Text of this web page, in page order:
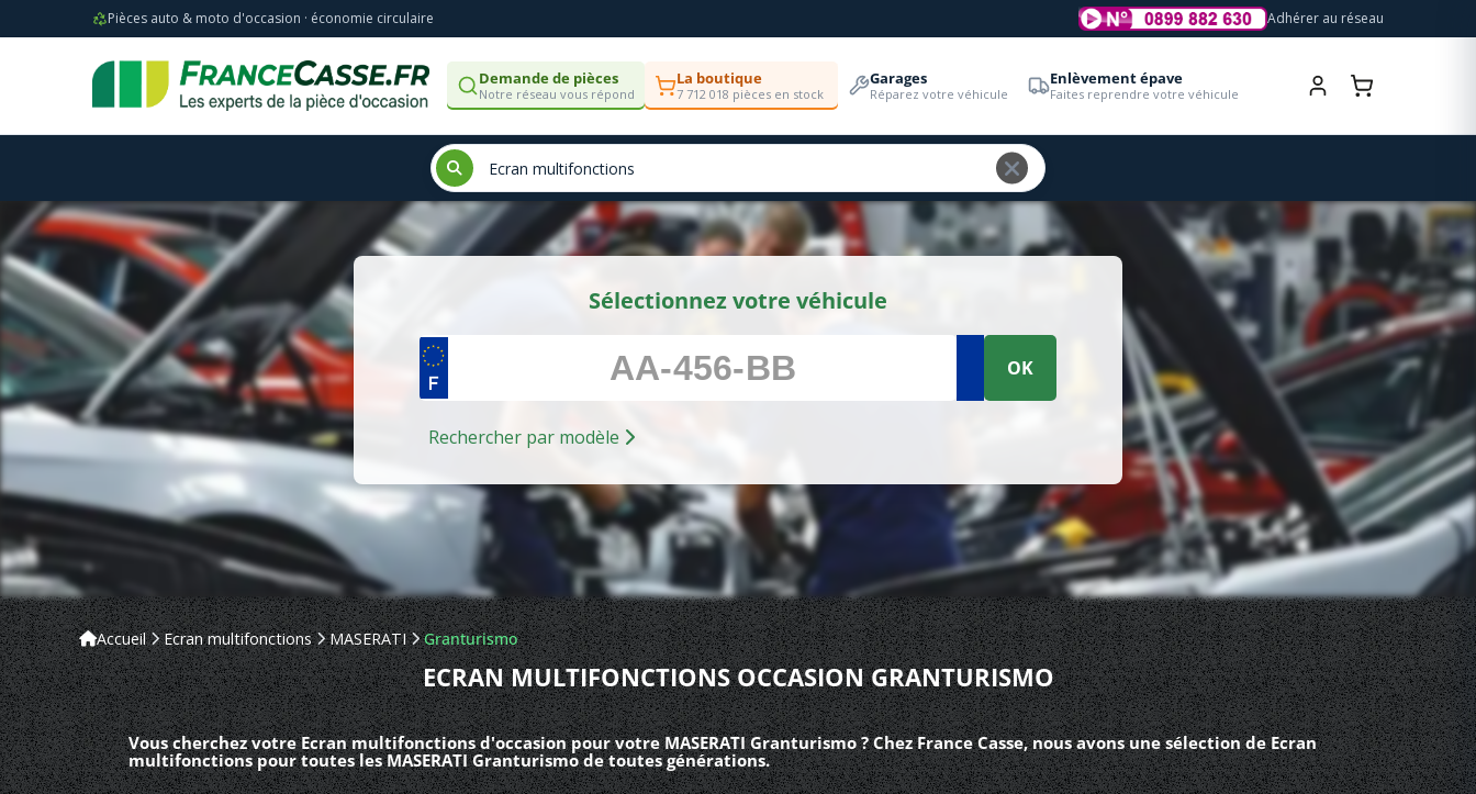
Pièces auto & moto d'occasion · économie circulaire Adhérer au réseau
Demande de pièces
Notre réseau vous répond
La boutique
7 712 018 pièces en stock
Garages
Réparez votre véhicule
Enlèvement épave
Faites reprendre votre véhicule
Sélectionnez votre véhicule
OK
Rechercher par modèle
Accueil Ecran multifonctions MASERATI Granturismo
ECRAN MULTIFONCTIONS OCCASION GRANTURISMO
Vous cherchez votre Ecran multifonctions d'occasion pour votre MASERATI Granturismo ? Chez France Casse, nous avons une sélection de Ecran
multifonctions pour toutes les MASERATI Granturismo de toutes générations.